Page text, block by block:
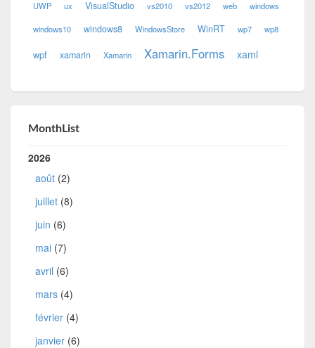
UWP ux VisualStudio vs2010 vs2012 web windows
windows10 windows8 WindowsStore WinRT wp7 wp8
wpf xamarin Xamarin Xamarin.Forms xaml
MonthList
2026
août (2)
juillet (8)
juin (6)
mai (7)
avril (6)
mars (4)
février (4)
janvier (6)